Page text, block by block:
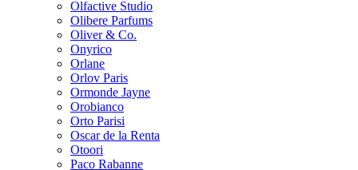
Olfactive Studio
Olibere Parfums
Oliver & Co.
Onyrico
Orlane
Orlov Paris
Ormonde Jayne
Orobianco
Orto Parisi
Oscar de la Renta
Otoori
Paco Rabanne